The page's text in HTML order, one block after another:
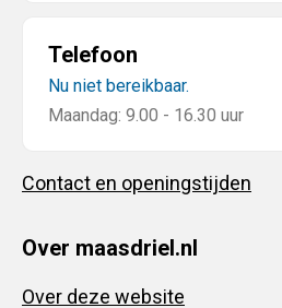
Telefoon
Nu niet bereikbaar.
Maandag: 9.00 - 16.30 uur
Contact en openingstijden
Over maasdriel.nl
Over deze website